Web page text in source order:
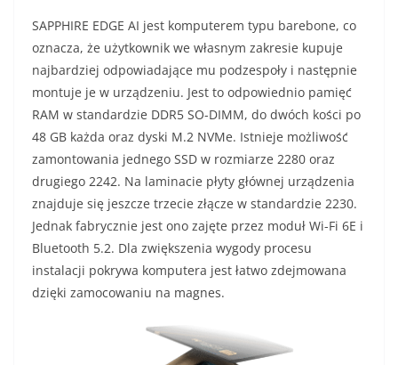
SAPPHIRE EDGE AI jest komputerem typu barebone, co
oznacza, że użytkownik we własnym zakresie kupuje
najbardziej odpowiadające mu podzespoły i następnie
montuje je w urządzeniu. Jest to odpowiednio pamięć
RAM w standardzie DDR5 SO-DIMM, do dwóch kości po
48 GB każda oraz dyski M.2 NVMe. Istnieje możliwość
zamontowania jednego SSD w rozmiarze 2280 oraz
drugiego 2242. Na laminacie płyty głównej urządzenia
znajduje się jeszcze trzecie złącze w standardzie 2230.
Jednak fabrycznie jest ono zajęte przez moduł Wi-Fi 6E i
Bluetooth 5.2. Dla zwiększenia wygody procesu
instalacji pokrywa komputera jest łatwo zdejmowana
dzięki zamocowaniu na magnes.